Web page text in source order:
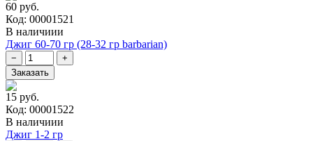
60 руб.
Код: 00001521
В наличиии
Джиг 60-70 гр (28-32 гр barbarian)
15 руб.
Код: 00001522
В наличиии
Джиг 1-2 гр